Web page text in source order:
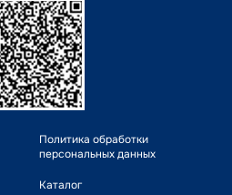
Политика обработки
персональных данных
Каталог